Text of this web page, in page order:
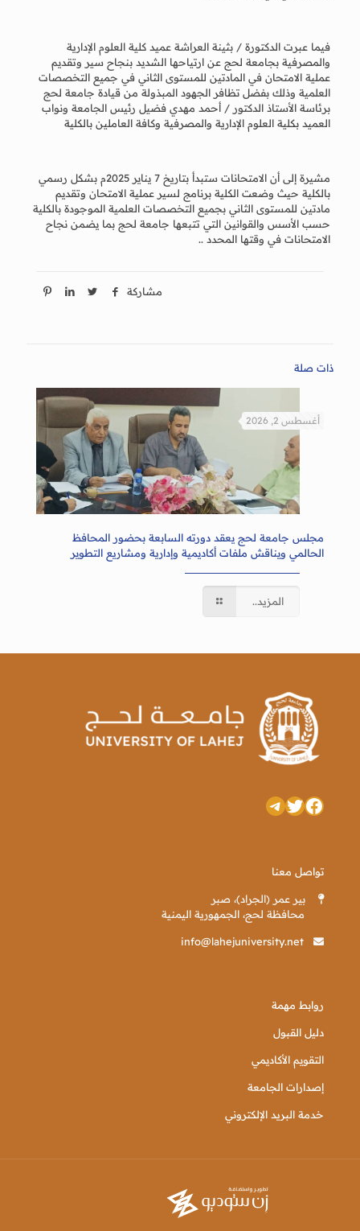
فيما عبرت الدكتورة / بثينة العراشة عميد كلية العلوم الإدارية
والمصرفية بجامعة لحج عن ارتياحها الشديد بنجاح سير وتقديم
عملية الامتحان في المادتين للمستوى الثاني في جميع التخصصات
العلمية وذلك بفضل تظافر الجهود المبذولة من قيادة جامعة لحج
برئاسة الأستاذ الدكتور / أحمد مهدي فضيل رئيس الجامعة ونواب
العميد بكلية العلوم الإدارية والمصرفية وكافة العاملين بالكلية
مشيرة إلى أن الامتحانات ستبدأ بتاريخ 7 يناير 2025م بشكل رسمي
بالكلية حيث وضعت الكلية برنامج لسير عملية الامتحان وتقديم
مادتين للمستوى الثاني بجميع التخصصات العلمية الموجودة بالكلية
حسب الأسس والقوانين التي تتبعها جامعة لحج بما يضمن نجاح
الامتحانات في وقتها المحدد ..
مشاركة
ذات صلة
أغسطس 2, 2026
مجلس جامعة لحج يعقد دورته السابعة بحضور المحافظ
الحالمي ويناقش ملفات أكاديمية وإدارية ومشاريع التطوير
المزيد..
فيسبوك
تويترتيليجرام
تواصل معنا
بير عمر (الجراد)، صبر
محافظة لحج، الجمهورية اليمنية
info@lahejuniversity.net
روابط مهمة
دليل القبول
التقويم الأكاديمي
إصدارات الجامعة
خدمة البريد الإلكتروني